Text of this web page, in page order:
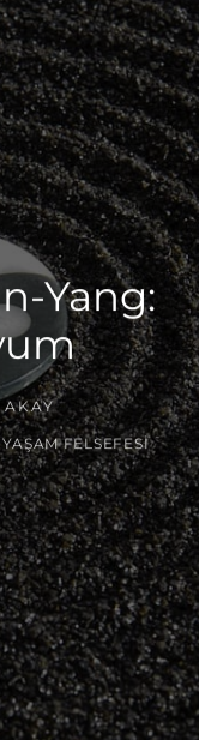
Yang:
AKAY
YAŞAM FELSEFESI